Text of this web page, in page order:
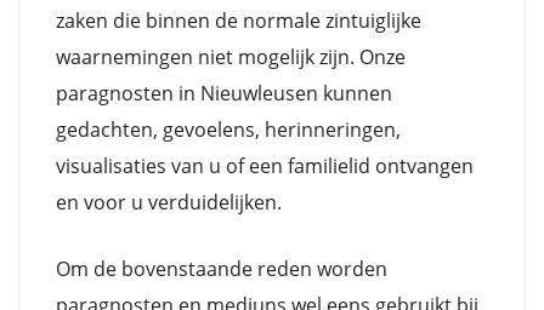
zaken die binnen de normale zintuiglijke
waarnemingen niet mogelijk zijn. Onze
paragnosten in Nieuwleusen kunnen
gedachten, gevoelens, herinneringen,
visualisaties van u of een familielid ontvangen
en voor u verduidelijken.
Om de bovenstaande reden worden